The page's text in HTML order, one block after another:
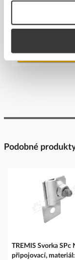
Cena s DPH
do
Podobné
TREMIS Svorka SPc
připojovací,